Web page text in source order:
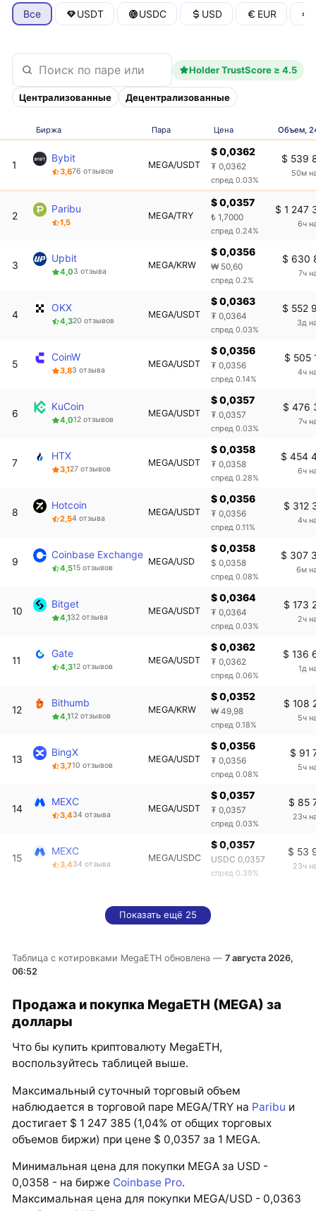
Все USDT USDC USD EUR
Holder TrustScore ≥ 4.5
Централизованные Децентрализованные
Биржа Пара Цена Объем,
1
Bybit
3,676 отзывов
MEGA/USDT
$ 0,0362
₮ 0,0362
спред 0.03%
$ 539
50м
2
Paribu
1,5
MEGA/TRY
$ 0,0357
₺ 1,7000
спред 0.24%
$ 1 247
6ч
3
Upbit
4,03 отзыва
MEGA/KRW
$ 0,0356
₩ 50,60
спред 0.2%
$ 630
7ч
4
OKX
4,320 отзывов
MEGA/USDT
$ 0,0363
₮ 0,0364
спред 0.03%
$ 552
3д
5
CoinW
3,83 отзыва
MEGA/USDT
$ 0,0356
₮ 0,0356
спред 0.14%
$ 505
4ч
6
KuCoin
4,012 отзывов
MEGA/USDT
$ 0,0357
₮ 0,0357
спред 0.03%
$ 476
7ч
7
HTX
3,127 отзывов
MEGA/USDT
$ 0,0358
₮ 0,0358
спред 0.28%
$ 454
6ч
8
Hotcoin
2,54 отзыва
MEGA/USDT
$ 0,0356
₮ 0,0356
спред 0.11%
$ 312
4ч
9
Coinbase Exchange
4,515 отзывов
MEGA/USD
$ 0,0358
$ 0,0358
спред 0.08%
$ 307
6м
10
Bitget
4,132 отзыва
MEGA/USDT
$ 0,0364
₮ 0,0364
спред 0.03%
$ 173
2ч
11
Gate
4,312 отзывов
MEGA/USDT
$ 0,0362
₮ 0,0362
спред 0.06%
$ 136
1д
12
Bithumb
4,112 отзывов
MEGA/KRW
$ 0,0352
₩ 49,98
спред 0.18%
$ 108
5ч
13
BingX
3,710 отзывов
MEGA/USDT
$ 0,0356
₮ 0,0356
спред 0.08%
$ 91
5ч
14
MEXC
3,434 отзыва
MEGA/USDT
$ 0,0357
₮ 0,0357
спред 0.03%
$ 85
23ч
15
MEXC
3,434 отзыва
MEGA/USDC
$ 0,0357
USDC 0,0357
спред 0.39%
$ 53
23ч
Показать ещё 25
Таблица с котировками MegaETH обновлена —7 августа 2026,
06:52
Продажа и покупка MegaETH (MEGA) за
доллары
Что бы купить криптовалюту MegaETH,
воспользуйтесь таблицей выше.
Максимальный суточный торговый объем
наблюдается в торговой паре MEGA/TRY на Paribu и
достигает $ 1 247 385 (1,04% от общих торговых
объемов биржи) при цене $ 0,0357 за 1 MEGA.
Минимальная цена для покупки MEGA за USD -
0,0358 - на бирже Coinbase Pro.
Максимальная цена для покупки MEGA/USD - 0,0363